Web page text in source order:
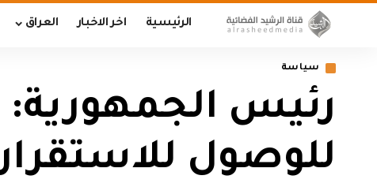
الرئيسية اخر الاخبار العراق
سياسة
رئيس الجمهورية:
للوصول